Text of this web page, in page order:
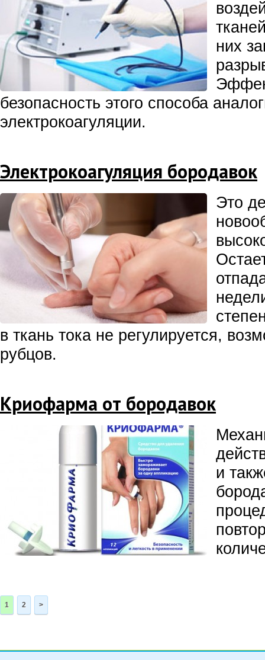
них
безопасность этого способа
электрокоагуляции.
Электрокоагуляция бородавок
Это
в ткань тока не регулируется,
рубцов.
Криофарма от бородавок
и
1 2 >